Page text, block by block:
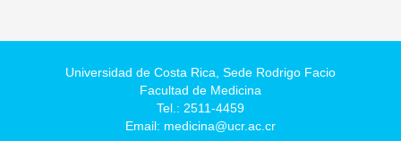
Universidad de Costa Rica, Sede Rodrigo Facio
Facultad de Medicina
Tel.: 2511-4459
Email: medicina@ucr.ac.cr